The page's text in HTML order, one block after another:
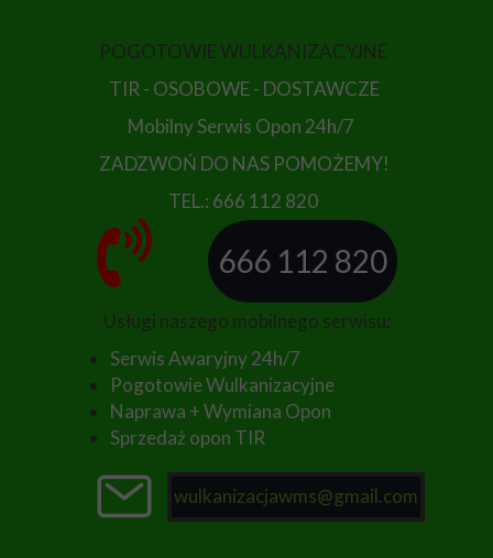
666 112 820
wulkanizacjawms@gmail.com
Usługi naszego mobilnego serwisu:
Serwis Awaryjny 24h/7
Pogotowie Wulkanizacyjne
Naprawa + Wymiana Opon
Sprzedaż opon TIR
POGOTOWIE WULKANIZACYJNE
TIR - OSOBOWE - DOSTAWCZE
Mobilny Serwis Opon 24h/7
ZADZWOŃ DO NAS POMOŻEMY!
TEL.: 666 112 820